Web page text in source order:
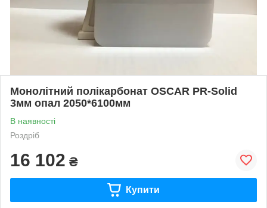
Монолітний полікарбонат OSCAR PR-Solid
3мм опал 2050*6100мм
В наявності
Роздріб
16 102 ₴
Купити